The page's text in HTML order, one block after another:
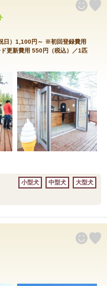
日）1,100円～ ※初回登録費用
更新費用 550円（税込）／1匹
小型犬 中型犬 大型犬